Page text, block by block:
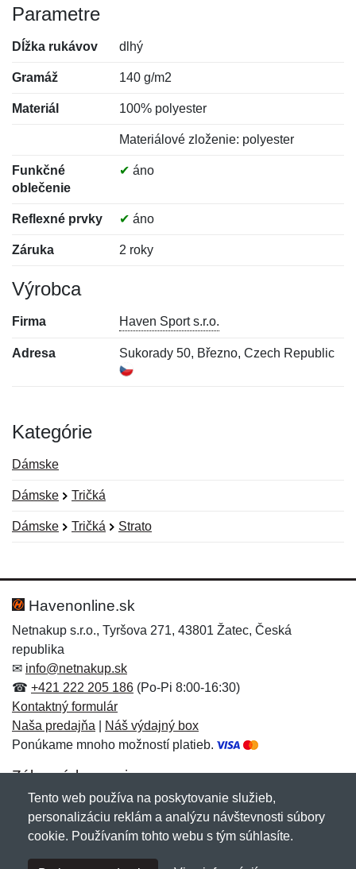
Parametre
Dĺžka rukávov dlhý
Gramáž 140 g/m2
Materiál 100% polyester
Materiálové zloženie: polyester
Funkčné
oblečenie
✔ áno
Reflexné prvky ✔ áno
Záruka 2 roky
Výrobca
Firma Haven Sport s.r.o.
Adresa Sukorady 50, Březno, Czech Republic
Kategórie
Dámske
Dámske Tričká
Dámske Tričká Strato
Hodnotenie:
Meno:*
E-mail:
Správa*
Meno:
E-mail:*
Správa*
Havenonline.sk
Netnakup s.r.o., Tyršova 271, 43801 Žatec, Česká
republika
✉ info@netnakup.sk
☎ +421 222 205 186 (Po-Pi 8:00-16:30)
Kontaktný formulár
Naša predajňa
Náš výdajný box
Ponúkame mnoho možností platieb.
Zákaznícky servis
Novinky emailom
Tento web používa na poskytovanie služieb,
personalizáciu reklám a analýzu návštevnosti súbory
cookie. Používaním tohto webu s tým súhlasíte.